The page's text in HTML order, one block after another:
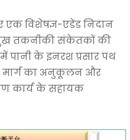
विशेषज्ञ-एडेड निदान
तकनीकी संकेतकों की
पानी के इनरश प्रसार पथ
मार्ग का अनुकूलन और
कार्य के सहायक